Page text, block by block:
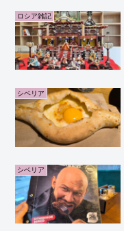
ロシア雑記
シベリア
シベリア